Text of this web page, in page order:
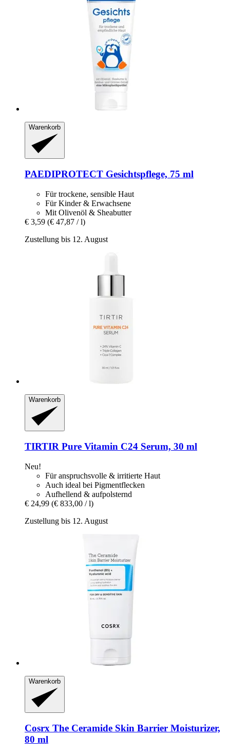
Warenkorb
PAEDIPROTECT Gesichtspflege, 75 ml
Für trockene, sensible Haut
Für Kinder & Erwachsene
Mit Olivenöl & Sheabutter
€ 3,59 (€ 47,87 / l)
Zustellung bis 12. August
Warenkorb
TIRTIR Pure Vitamin C24 Serum, 30 ml
Neu!
Für anspruchsvolle & irritierte Haut
Auch ideal bei Pigmentflecken
Aufhellend & aufpolsternd
€ 24,99 (€ 833,00 / l)
Zustellung bis 12. August
Warenkorb
Cosrx The Ceramide Skin Barrier Moisturizer,
80 ml